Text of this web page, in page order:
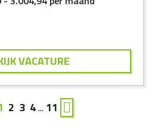
VACATURE
2 3 4... 11